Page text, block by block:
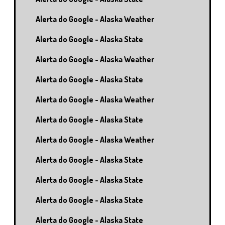
Alerta do Google - Alaska Weather
Alerta do Google - Alaska State
Alerta do Google - Alaska Weather
Alerta do Google - Alaska State
Alerta do Google - Alaska Weather
Alerta do Google - Alaska State
Alerta do Google - Alaska Weather
Alerta do Google - Alaska State
Alerta do Google - Alaska State
Alerta do Google - Alaska State
Alerta do Google - Alaska State